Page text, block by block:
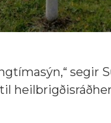
segir